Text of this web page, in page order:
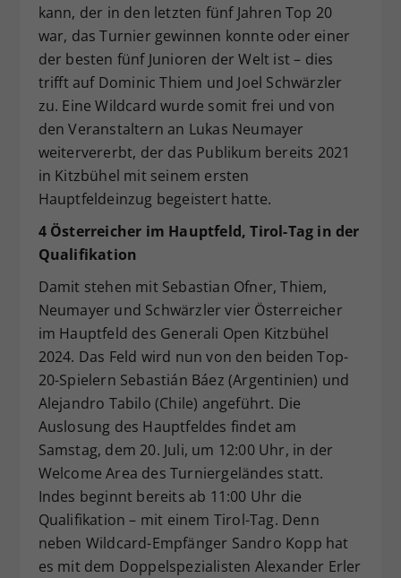
kann, der in den letzten fünf Jahren Top 20
war, das Turnier gewinnen konnte oder einer
der besten fünf Junioren der Welt ist – dies
trifft auf Dominic Thiem und Joel Schwärzler
zu. Eine Wildcard wurde somit frei und von
den Veranstaltern an Lukas Neumayer
weitervererbt, der das Publikum bereits 2021
in Kitzbühel mit seinem ersten
Hauptfeldeinzug begeistert hatte.
4 Österreicher im Hauptfeld, Tirol-Tag in der
Qualifikation
Damit stehen mit Sebastian Ofner, Thiem,
Neumayer und Schwärzler vier Österreicher
im Hauptfeld des Generali Open Kitzbühel
2024. Das Feld wird nun von den beiden Top-
20-Spielern Sebastián Báez (Argentinien) und
Alejandro Tabilo (Chile) angeführt. Die
Auslosung des Hauptfeldes findet am
Samstag, dem 20. Juli, um 12:00 Uhr, in der
Welcome Area des Turniergeländes statt.
Indes beginnt bereits ab 11:00 Uhr die
Qualifikation – mit einem Tirol-Tag. Denn
neben Wildcard-Empfänger Sandro Kopp hat
es mit dem Doppelspezialisten Alexander Erler